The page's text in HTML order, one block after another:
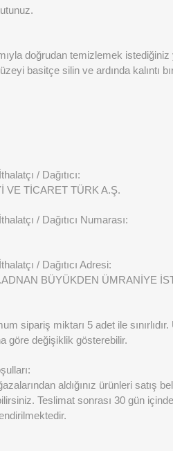
doğrudan temizlemek
basitçe silin ve ardında kalıntı
/ Dağıtıcı:
VE TİCARET TÜRK A.Ş.
/ Dağıtıcı Numarası:
/ Dağıtıcı Adresi:
BÜYÜKDEN ÜMRANİYE
sipariş miktarı 5 adet ile
göre değişiklik gösterebilir.
aldığınız ürünleri satış
Teslimat sonrası 30 gün